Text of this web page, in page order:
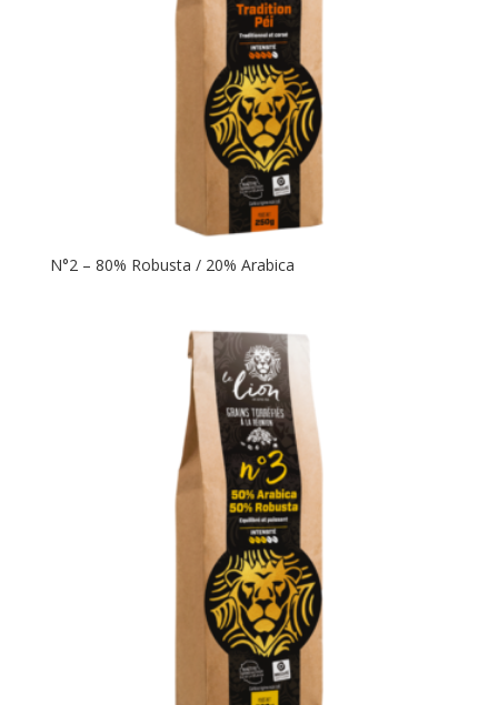
N°2 – 80% Robusta / 20% Arabica